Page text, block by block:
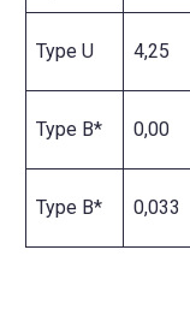
Type U 4,25
Type B* 0,00
Type B* 0,033